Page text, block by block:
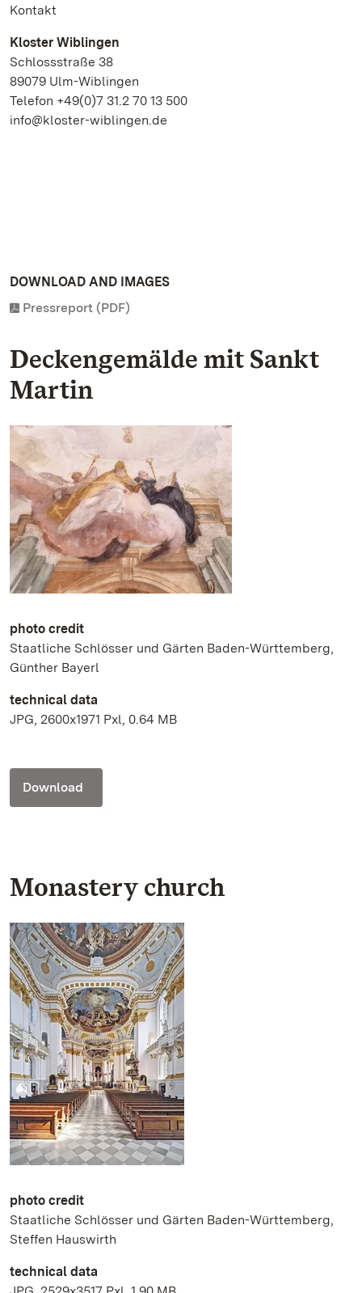
Kontakt
Kloster Wiblingen
Schlossstraße 38
89079 Ulm-Wiblingen
Telefon +49(0)7 31.2 70 13 500
info@kloster-wiblingen.de
DOWNLOAD AND IMAGES
Pressreport (PDF)
Deckengemälde mit Sankt
Martin
photo credit
Staatliche Schlösser und Gärten Baden-Württemberg,
Günther Bayerl
technical data
JPG, 2600x1971 Pxl, 0.64 MB
Download
Monastery church
photo credit
Staatliche Schlösser und Gärten Baden-Württemberg,
Steffen Hauswirth
technical data